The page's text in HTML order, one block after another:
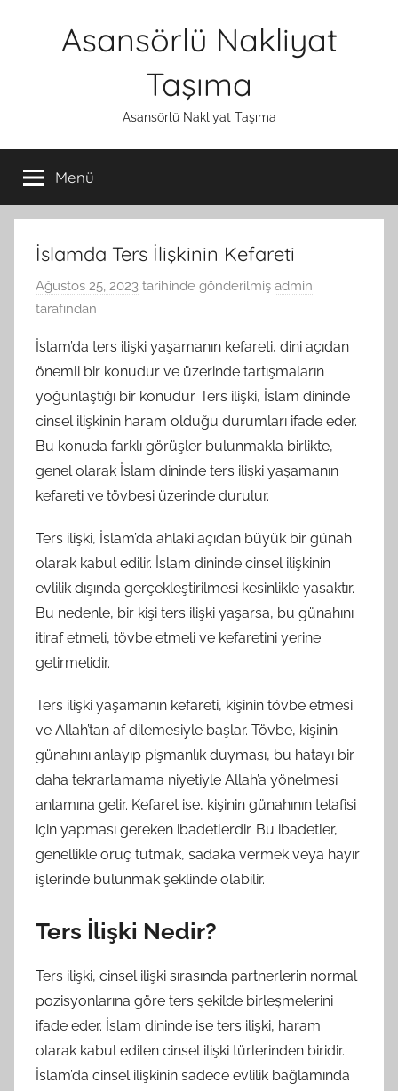
Asansörlü Nakliyat
Taşıma
Asansörlü Nakliyat Taşıma
Menü
İslamda Ters İlişkinin Kefareti
Ağustos 25, 2023 tarihinde gönderilmiş admin
tarafından
İslam’da ters ilişki yaşamanın kefareti, dini açıdan
önemli bir konudur ve üzerinde tartışmaların
yoğunlaştığı bir konudur. Ters ilişki, İslam dininde
cinsel ilişkinin haram olduğu durumları ifade eder.
Bu konuda farklı görüşler bulunmakla birlikte,
genel olarak İslam dininde ters ilişki yaşamanın
kefareti ve tövbesi üzerinde durulur.
Ters ilişki, İslam’da ahlaki açıdan büyük bir günah
olarak kabul edilir. İslam dininde cinsel ilişkinin
evlilik dışında gerçekleştirilmesi kesinlikle yasaktır.
Bu nedenle, bir kişi ters ilişki yaşarsa, bu günahını
itiraf etmeli, tövbe etmeli ve kefaretini yerine
getirmelidir.
Ters ilişki yaşamanın kefareti, kişinin tövbe etmesi
ve Allah’tan af dilemesiyle başlar. Tövbe, kişinin
günahını anlayıp pişmanlık duyması, bu hatayı bir
daha tekrarlamama niyetiyle Allah’a yönelmesi
anlamına gelir. Kefaret ise, kişinin günahının telafisi
için yapması gereken ibadetlerdir. Bu ibadetler,
genellikle oruç tutmak, sadaka vermek veya hayır
işlerinde bulunmak şeklinde olabilir.
Ters İlişki Nedir?
Ters ilişki, cinsel ilişki sırasında partnerlerin normal
pozisyonlarına göre ters şekilde birleşmelerini
ifade eder. İslam dininde ise ters ilişki, haram
olarak kabul edilen cinsel ilişki türlerinden biridir.
İslam’da cinsel ilişkinin sadece evlilik bağlamında